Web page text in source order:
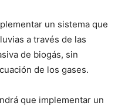
un sistema que
a través de las
de biogás, sin
de los gases.
que implementar un